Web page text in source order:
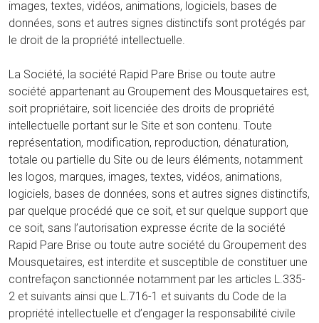
images, textes, vidéos, animations, logiciels, bases de
données, sons et autres signes distinctifs sont protégés par
le droit de la propriété intellectuelle.
La Société, la société Rapid Pare Brise ou toute autre
société appartenant au Groupement des Mousquetaires est,
soit propriétaire, soit licenciée des droits de propriété
intellectuelle portant sur le Site et son contenu. Toute
représentation, modification, reproduction, dénaturation,
totale ou partielle du Site ou de leurs éléments, notamment
les logos, marques, images, textes, vidéos, animations,
logiciels, bases de données, sons et autres signes distinctifs,
par quelque procédé que ce soit, et sur quelque support que
ce soit, sans l’autorisation expresse écrite de la société
Rapid Pare Brise ou toute autre société du Groupement des
Mousquetaires, est interdite et susceptible de constituer une
contrefaçon sanctionnée notamment par les articles L.335-
2 et suivants ainsi que L.716-1 et suivants du Code de la
propriété intellectuelle et d’engager la responsabilité civile